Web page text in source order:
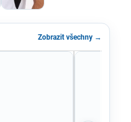
Zobrazit všechny →